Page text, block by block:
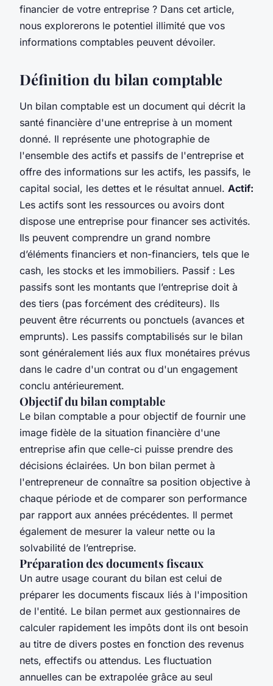
financier de votre entreprise ? Dans cet article,
nous explorerons le potentiel illimité que vos
informations comptables peuvent dévoiler.
Définition du bilan comptable
Un bilan comptable est un document qui décrit la
santé financière d'une entreprise à un moment
donné. Il représente une photographie de
l'ensemble des actifs et passifs de l'entreprise et
offre des informations sur les actifs, les passifs, le
capital social, les dettes et le résultat annuel. Actif:
Les actifs sont les ressources ou avoirs dont
dispose une entreprise pour financer ses activités.
Ils peuvent comprendre un grand nombre
d’éléments financiers et non-financiers, tels que le
cash, les stocks et les immobiliers. Passif : Les
passifs sont les montants que l’entreprise doit à
des tiers (pas forcément des créditeurs). Ils
peuvent être récurrents ou ponctuels (avances et
emprunts). Les passifs comptabilisés sur le bilan
sont généralement liés aux flux monétaires prévus
dans le cadre d'un contrat ou d'un engagement
conclu antérieurement.
Objectif du bilan comptable
Le bilan comptable a pour objectif de fournir une
image fidèle de la situation financière d'une
entreprise afin que celle-ci puisse prendre des
décisions éclairées. Un bon bilan permet à
l'entrepreneur de connaître sa position objective à
chaque période et de comparer son performance
par rapport aux années précédentes. Il permet
également de mesurer la valeur nette ou la
solvabilité de l’entreprise.
Préparation des documents fiscaux
Un autre usage courant du bilan est celui de
préparer les documents fiscaux liés à l'imposition
de l'entité. Le bilan permet aux gestionnaires de
calculer rapidement les impôts dont ils ont besoin
au titre de divers postes en fonction des revenus
nets, effectifs ou attendus. Les fluctuation
annuelles can be extrapolée grâce au seul